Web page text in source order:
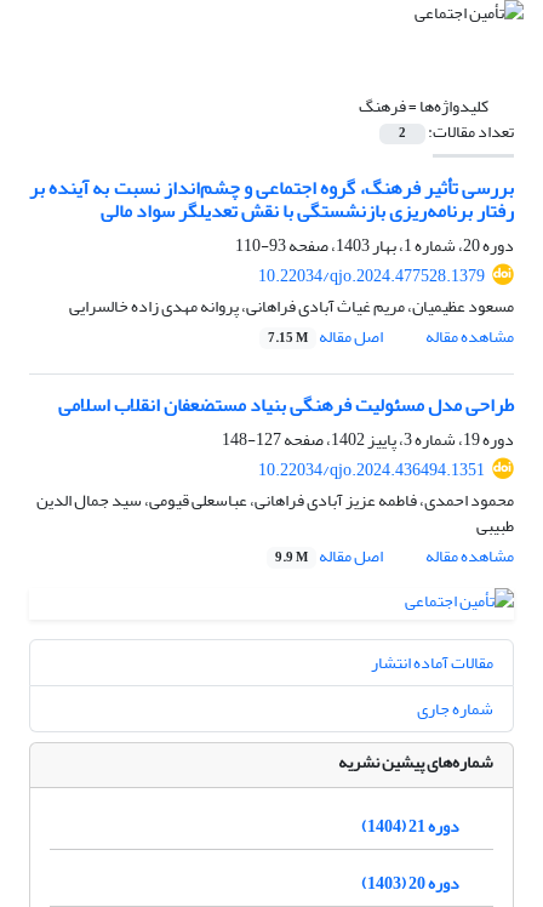
کلیدواژه‌ها =فرهنگ
تعداد مقالات: 2
بررسی تأثیر فرهنگ، گروه اجتماعی و چشم‌انداز نسبت به آینده بر
رفتار برنامه‌ریزی بازنشستگی با نقش تعدیلگر سواد مالی
دوره 20، شماره 1، بهار 1403، صفحه
93-110
10.22034/qjo.2024.477528.1379
مسعود عظیمیان، مریم غیاث آبادی فراهانی، پروانه مهدی زاده خالسرایی
مشاهده مقاله
اصل مقاله 7.15 M
طراحی مدل مسئولیت فرهنگی بنیاد مستضعفان انقلاب اسلامی
دوره 19، شماره 3، پاییز 1402، صفحه
127-148
10.22034/qjo.2024.436494.1351
محمود احمدی، فاطمه عزیز آبادی فراهانی، عباسعلی قیومی، سید جمال الدین
طبیبی
مشاهده مقاله
اصل مقاله 9.9 M
مقالات آماده انتشار
شماره جاری
شماره‌های پیشین نشریه
دوره 21 (1404)
دوره 20 (1403)